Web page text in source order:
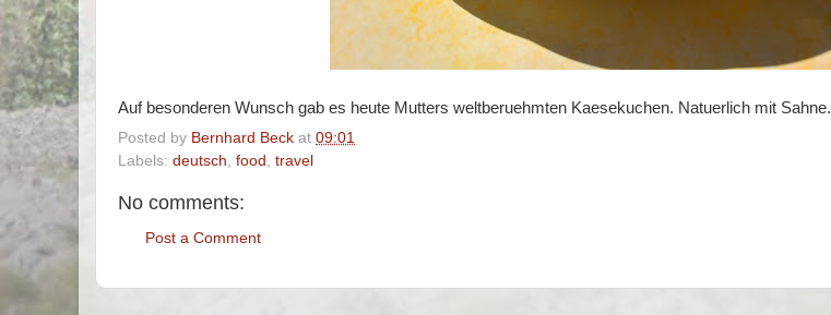
Auf besonderen Wunsch gab es heute Mutters weltberuehmten Kaesekuchen. Natuerlich mit Sahne.
Posted by Bernhard Beck at 09:01
Labels: deutsch food travel
No comments:
Post a Comment